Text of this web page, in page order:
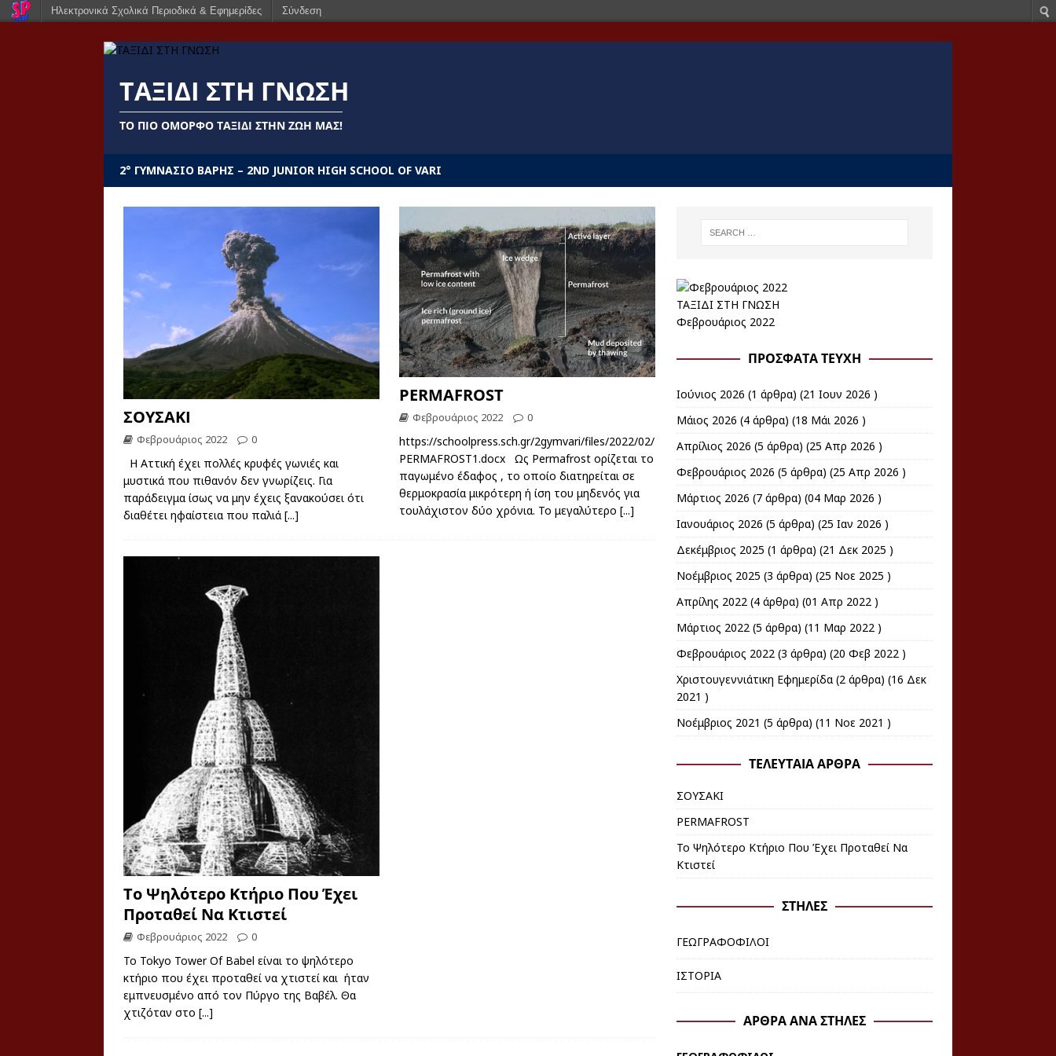
ΤΑΞΙΔΙ ΣΤΗ ΓΝΩΣΗ
ΤΟ ΠΙΟ ΌΜΟΡΦΟ ΤΑΞΊΔΙ ΣΤΗΝ ΖΩΉ ΜΑΣ!
2° ΓΥΜΝΆΣΙΟ ΒΆΡΗΣ – 2ND JUNIOR HIGH SCHOOL OF VARI
ΣΟΥΣΑΚΙ
Φεβρουάριος 2022 0
Η Αττική έχει πολλές κρυφές γωνιές και
μυστικά που πιθανόν δεν γνωρίζεις. Για
παράδειγμα ίσως να μην έχεις ξανακούσει ότι
διαθέτει ηφαίστεια που παλιά [...]
PERMAFROST
Φεβρουάριος 2022 0
https://schoolpress.sch.gr/2gymvari/files/2022/02/
PERMAFROST1.docx Ως Permafrost ορίζεται το
παγωμένο έδαφος , το οποίο διατηρείται σε
θερμοκρασία μικρότερη ή ίση του μηδενός για
τουλάχιστον δύο χρόνια. Το μεγαλύτερο [...]
Το Ψηλότερο Κτήριο Που Έχει
Προταθεί Να Κτιστεί
Φεβρουάριος 2022 0
Το Tokyo Tower Of Babel είναι το ψηλότερο
κτήριο που έχει προταθεί να χτιστεί και ήταν
εμπνευσμένο από τον Πύργο της Βαβέλ. Θα
χτιζόταν στο [...]
ΤΑΞΙΔΙ ΣΤΗ ΓΝΩΣΗ
Φεβρουάριος 2022
ΠΡΌΣΦΑΤΑ ΤΕΎΧΗ
Ioύνιoς 2026 (1 άρθρα) (21 Ιουν 2026 )
Μάιος 2026 (4 άρθρα) (18 Μάι 2026 )
Απρίλιος 2026 (5 άρθρα) (25 Απρ 2026 )
Φεβρουάριος 2026 (5 άρθρα) (25 Απρ 2026 )
Μάρτιος 2026 (7 άρθρα) (04 Μαρ 2026 )
Ιανουάριος 2026 (5 άρθρα) (25 Ιαν 2026 )
Δεκέμβριος 2025 (1 άρθρα) (21 Δεκ 2025 )
Νοέμβριος 2025 (3 άρθρα) (25 Νοε 2025 )
Απρίλης 2022 (4 άρθρα) (01 Απρ 2022 )
Μάρτιος 2022 (5 άρθρα) (11 Μαρ 2022 )
Φεβρουάριος 2022 (3 άρθρα) (20 Φεβ 2022 )
Χριστουγεννιάτικη Εφημερίδα(2 άρθρα) (16 Δεκ
2021 )
Νοέμβριος 2021 (5 άρθρα) (11 Νοε 2021 )
ΤΕΛΕΥΤΑΊΑ ΆΡΘΡΑ
ΣΟΥΣΑΚΙ
PERMAFROST
Το Ψηλότερο Κτήριο Που Έχει Προταθεί Να
Κτιστεί
ΣΤΉΛΕΣ
ΓΕΩΓΡΑΦΟΦΙΛΟΙ
ΙΣΤΟΡΙΑ
ΆΡΘΡΑ ΑΝΆ ΣΤΉΛΕΣ
Ηλεκτρονικά Σχολικά Περιοδικά & Εφημερίδες Σύνδεση